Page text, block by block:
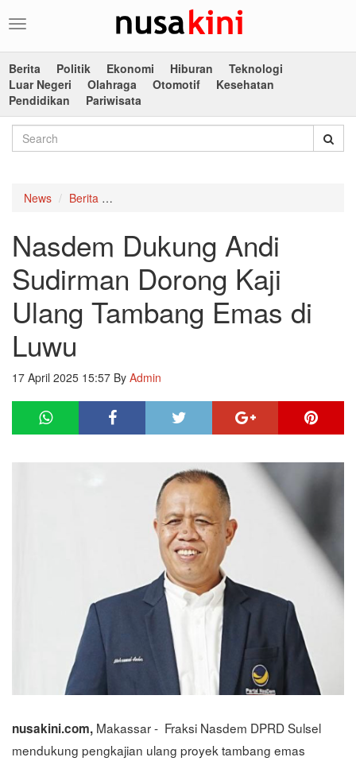
Toggle
Berita
Politik Ekonomi Hiburan
Teknologi
Luar Negeri
Olahraga Otomotif
Kesehatan
Pendidikan
Pariwisata
News Berita
Nasdem Dukung Andi
Sudirman Dorong Kaji
Ulang Tambang Emas di
Luwu
17 April 2025 15:57 By Admin
nusakini.com, Makassar - Fraksi Nasdem DPRD Sulsel
mendukung pengkajian ulang proyek tambang emas